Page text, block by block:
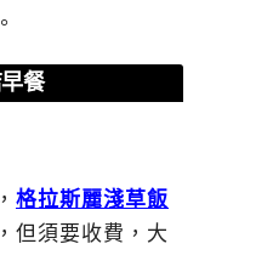
餐
格拉斯麗淺草飯
但須要收費，大